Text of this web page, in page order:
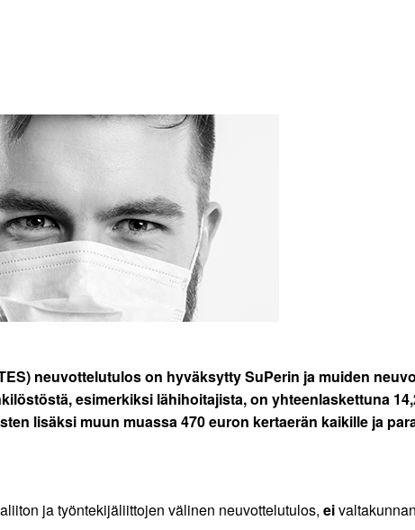
neuvottelutulos on hyväksytty SuPerin ja muiden
esimerkiksi lähihoitajista, on yhteenlaskettuna
lisäksi muun muassa 470 euron kertaerän kaikille ja
ja työntekijäliittojen välinen neuvottelutulos, ei